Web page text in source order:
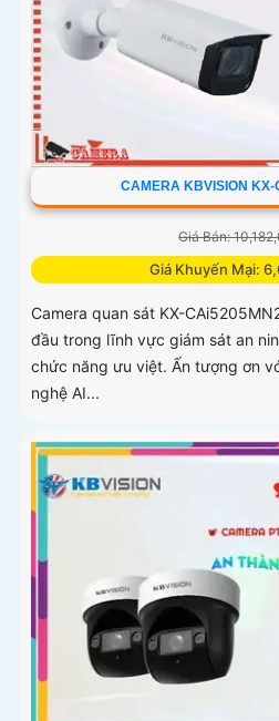
CAMERA KBVISION
Giá Bán:
Giá Khuyến Mại:
Camera quan sát KX-
đầu trong lĩnh vực giám sát an
chức năng ưu việt. Ấn tượng ơn
nghệ AI...